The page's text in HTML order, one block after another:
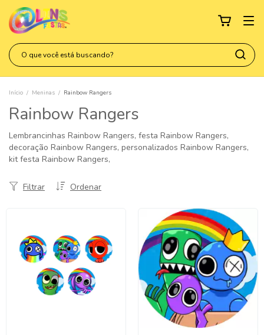
Início / Meninas / Rainbow Rangers
Rainbow Rangers
Lembrancinhas Rainbow Rangers, festa Rainbow Rangers,
decoração Rainbow Rangers, personalizados Rainbow Rangers,
kit festa Rainbow Rangers,
Ordenar
Filtrar